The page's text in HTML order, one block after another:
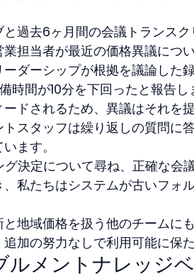
過去6ヶ月間の会議トランス
担当者が最近の価格異議につ
ダーシップが根拠を議論した
時間が10分を下回ったと報告
ドされるため、異議はそれを
スタッフは繰り返しの質問に
ます。
グ決定について尋ね、正確な会
私たちはシステムが古いフォ
地域価格を扱う他のチームに
加の努力なしで利用可能に保た
メントナレッジ